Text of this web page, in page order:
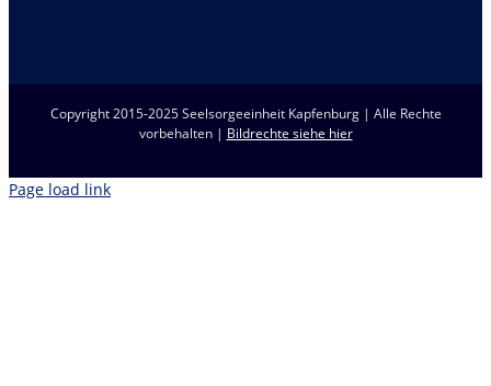
Copyright 2015-2025 Seelsorgeeinheit Kapfenburg | Alle Rechte
vorbehalten | Bildrechte siehe hier
Page load link